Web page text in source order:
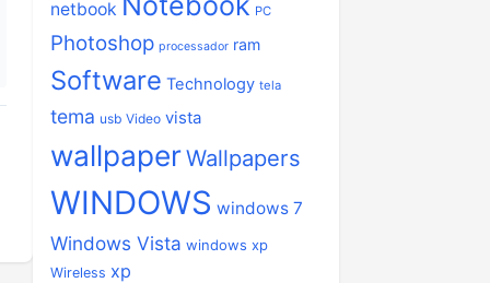
netbook PC
Photoshop processador ram
Software Technology tela
tema usb Video vista
wallpaperWallpapers
WINDOWS windows 7
Windows Vista windows xp
Wireless xp